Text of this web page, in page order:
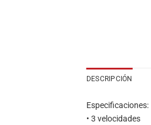
DESCRIPCIÓN
Especificaciones:
• 3 velocidades